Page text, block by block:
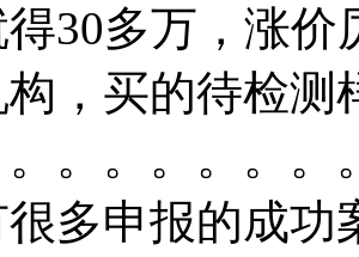
30多万，涨
，买的待检测
。。。。。
多申报的成功